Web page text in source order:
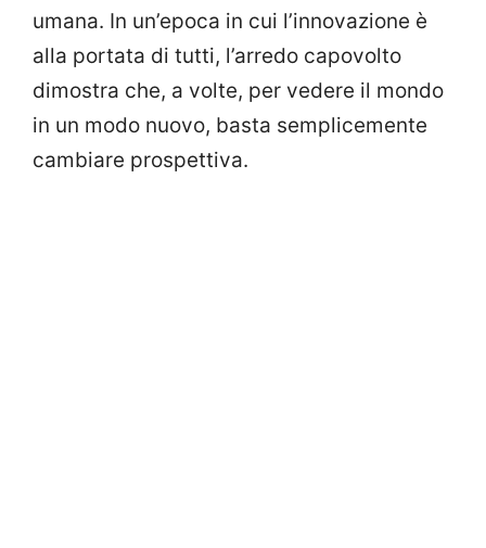
umana. In un’epoca in cui l’innovazione è
alla portata di tutti, l’arredo capovolto
dimostra che, a volte, per vedere il mondo
in un modo nuovo, basta semplicemente
cambiare prospettiva.